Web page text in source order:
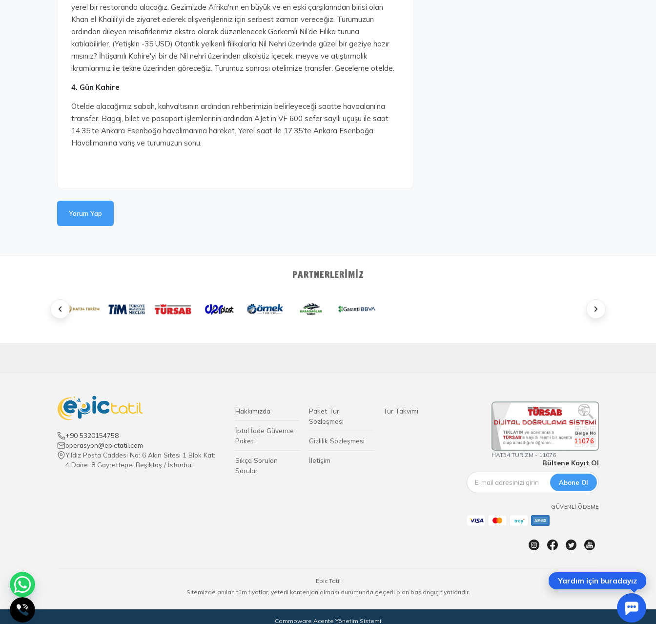
yerel bir restoranda alacağız. Gezimizde Afrika'nın en büyük ve en eski çarşılarından birisi olan
Khan el Khalili'yi de ziyaret ederek alışverişleriniz için serbest zaman vereceğiz. Turumuzun
ardından dileyen misafirlerimiz ekstra olarak düzenlenecek Görkemli Nil’de Filika turuna
katılabilirler. (Yetişkin -35 USD) Otantik yelkenli filikalarla Nil Nehri üzerinde güzel bir geziye hazır
mısınız? İhtişamlı Kahire'yi bir de Nil nehri üzerinden alkolsüz içecek, meyve ve atıştırmalık
ikramlarımız ile tekne üzerinden göreceğiz. Turumuz sonrası otelimize transfer. Geceleme otelde.
4. Gün Kahire
Otelde alacağımız sabah, kahvaltısının ardından rehberimizin belirleyeceği saatte havaalanı’na
transfer. Bagaj, bilet ve pasaport işlemlerinin ardından AJet’in VF 600 sefer sayılı uçuşu ile saat
14.35’te Ankara Esenboğa havalimanına hareket. Yerel saat ile 17.35’te Ankara Esenboğa
Havalimanına varış ve turumuzun sonu.
Yorum Yap
PARTNERLERIMIZ
+90 5320154758
operasyon@epictatil.com
Yıldız Posta Caddesi No: 6 Akın Sitesi 1 Blok Kat:
4 Daire: 8 Gayrettepe, Beşiktaş / İstanbul
Hakkımızda
İptal İade Güvence
Paketi
Sıkça Sorulan
Sorular
Paket Tur
Sözleşmesi
Gizlilik Sözleşmesi
İletişim
Tur Takvimi
11076
HAT34 TURİZM - 11076
Bültene Kayıt Ol
Abone Ol
GÜVENLI ÖDEME
Epic Tatil
Sitemizde anılan tüm fiyatlar, yeterli kontenjan olması durumunda geçerli olan başlangıç fiyatlarıdır.
Commoware Acente Yönetim Sistemi
Yardım için buradayız